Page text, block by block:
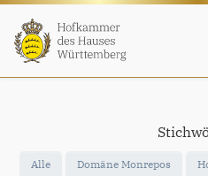
Alle Domäne Monrepos